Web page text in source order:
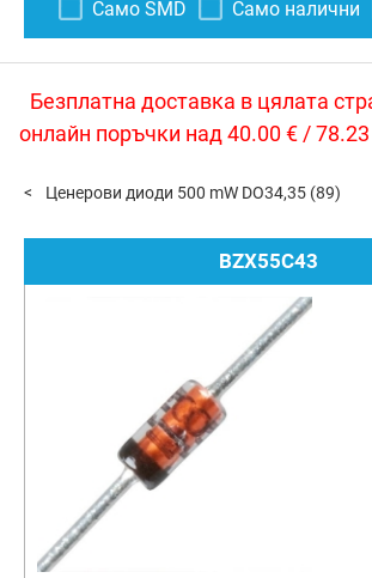
Само SMD Само налични
Безплатна доставка в цялата
онлайн поръчки над 40.00 € /
Ценерови диоди 500 mW DO34,35 (89)
BZX55C43